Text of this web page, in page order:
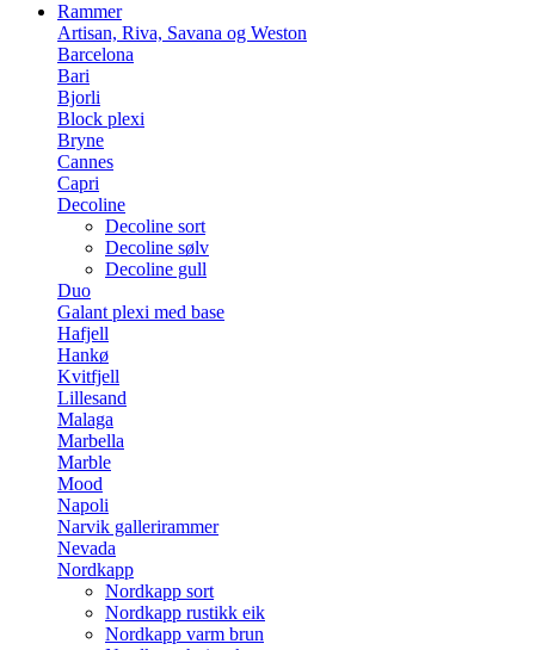
Rammer
Artisan, Riva, Savana og Weston
Barcelona
Bari
Bjorli
Block plexi
Bryne
Cannes
Capri
Decoline
Decoline sort
Decoline sølv
Decoline gull
Duo
Galant plexi med base
Hafjell
Hankø
Kvitfjell
Lillesand
Malaga
Marbella
Marble
Mood
Napoli
Narvik gallerirammer
Nevada
Nordkapp
Nordkapp sort
Nordkapp rustikk eik
Nordkapp varm brun